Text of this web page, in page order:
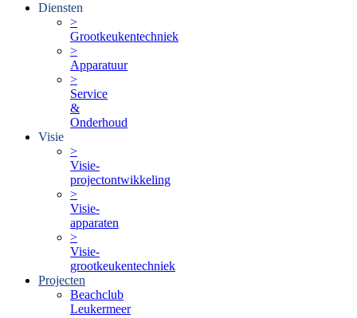
Diensten
>
Grootkeukentechniek
>
Apparatuur
>
Service
&
Onderhoud
Visie
>
Visie-
projectontwikkeling
>
Visie-
apparaten
>
Visie-
grootkeukentechniek
Projecten
Beachclub
Leukermeer